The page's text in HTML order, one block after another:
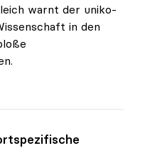
warnt der uniko-
in den
ist keine